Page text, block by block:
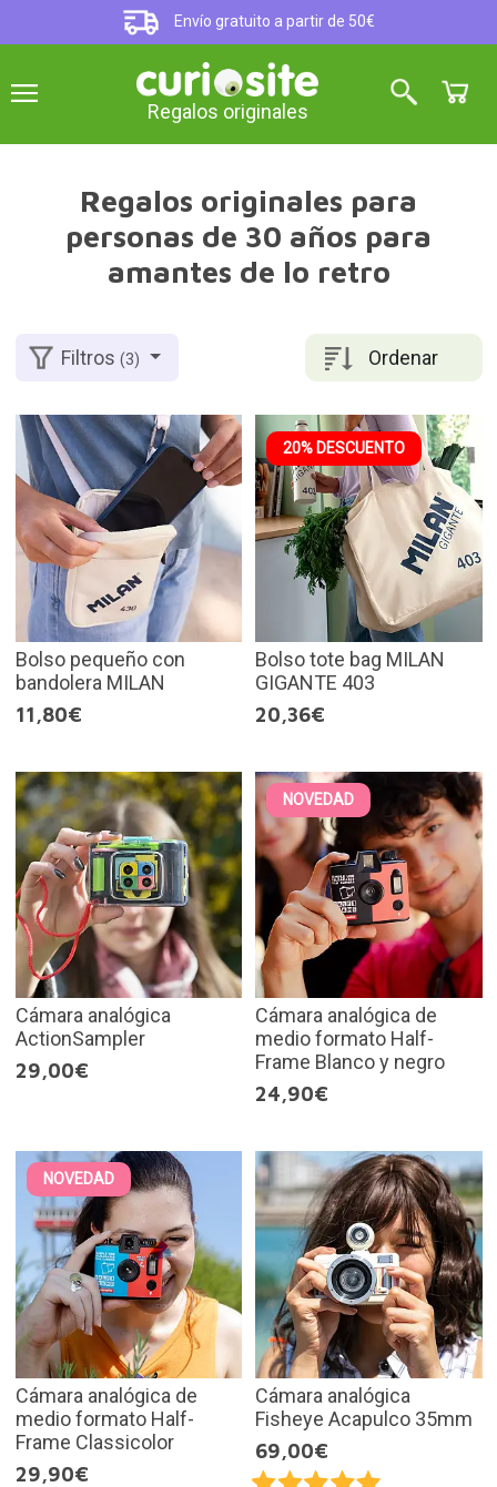
Envío gratuito a partir de 50€
Regalos originales
Regalos originales para
personas de 30 años para
amantes de lo retro
Ordenar
Filtros(3)
Bolso pequeño con
bandolera MILAN
11,80€
20% DESCUENTO
Bolso tote bag MILAN
GIGANTE 403
20,36€
Cámara analógica
ActionSampler
29,00€
NOVEDAD
Cámara analógica de
medio formato Half-
Frame Blanco y negro
24,90€
NOVEDAD
Cámara analógica de
medio formato Half-
Frame Classicolor
29,90€
Cámara analógica
Fisheye Acapulco 35mm
69,00€